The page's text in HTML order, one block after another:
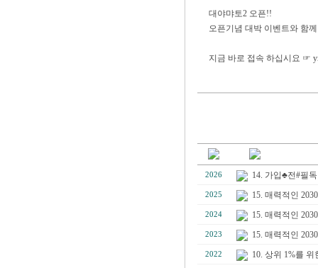
대야먀토2 오픈!!
오픈기념 대박 이벤트와 함
지금 바로 접속 하십시요 ☞
2026 14. 가입♣전#필
2025 15. 매력적인
2024 15. 매력적인
2023 15. 매력적인
2022 10. 상위 1%를